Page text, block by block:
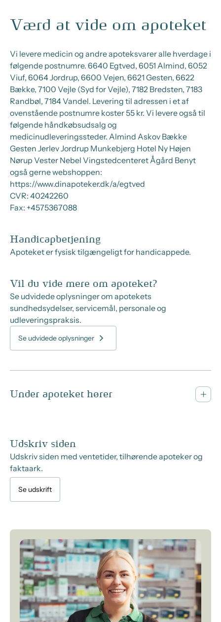
Værd at vide om apoteket
Vi levere medicin og andre apoteksvarer alle hverdage i
følgende postnumre. 6640 Egtved, 6051 Almind, 6052
Viuf, 6064 Jordrup, 6600 Vejen, 6621 Gesten, 6622
Bække, 7100 Vejle (Syd for Vejle), 7182 Bredsten, 7183
Randbøl, 7184 Vandel. Levering til adressen i et af
ovenstående postnumre koster 55 kr. Vi levere også til
følgende håndkøbsudsalg og
medicinudleveringssteder. Almind Askov Bække
Gesten Jerlev Jordrup Munkebjerg Hotel Ny Højen
Nørup Vester Nebel Vingstedcenteret Ågård Benyt
også gerne webshoppen:
https://www.dinapoteker.dk/a/egtved
CVR: 40242260
Fax: +4575367088
Handicapbetjening
Apoteket er fysisk tilgængeligt for handicappede.
Vil du vide mere om apoteket?
Se udvidede oplysninger om apotekets
sundhedsydelser, servicemål, personale og
udleveringspraksis.
Se udvidede oplysninger
Under apoteket hører
Udskriv siden
Udskriv siden med ventetider, tilhørende apoteker og
faktaark.
Se udskrift